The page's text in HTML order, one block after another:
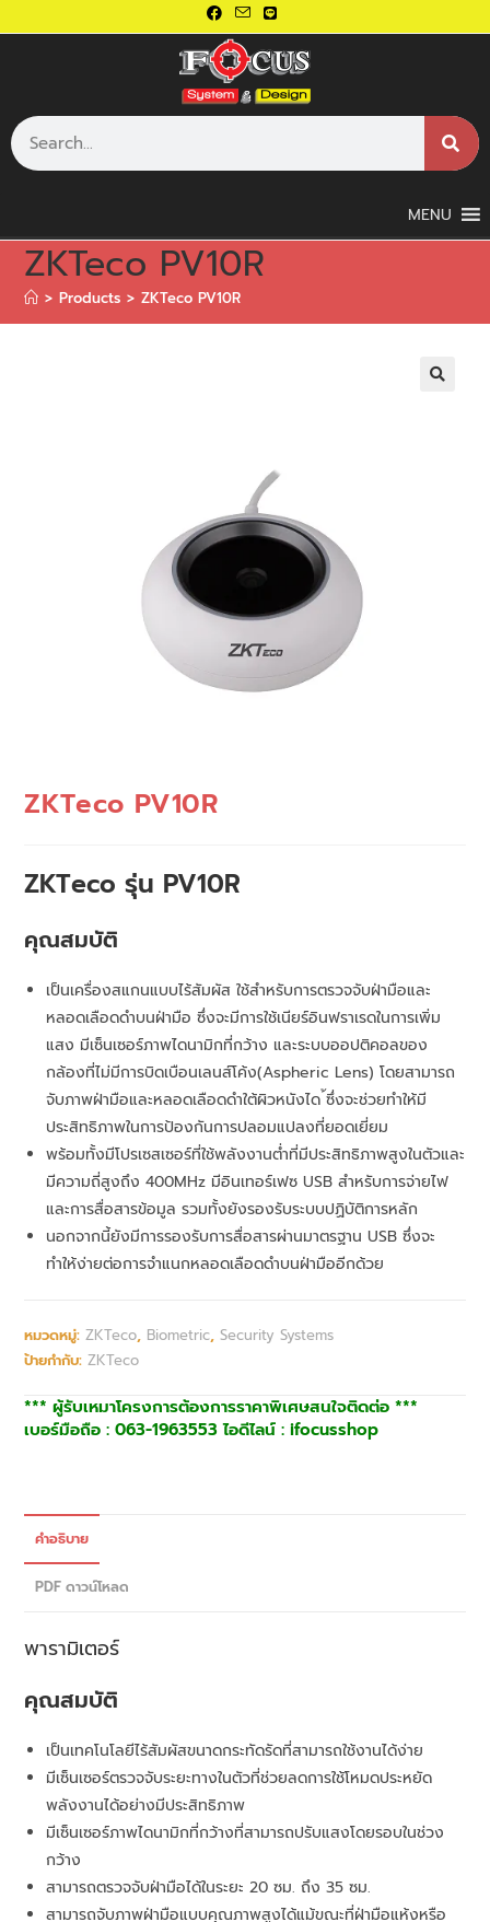
MENU
ZKTeco PV10R
> Products > ZKTeco PV10R
ZKTeco PV10R
ZKTeco รุ่น PV10R
คุณสมบัติ
เป็นเครื่องสแกนแบบไร้สัมผัส ใช้สำหรับการตรวจจับฝ่ามือและ
หลอดเลือดดำบนฝ่ามือ ซึ่งจะมีการใช้เนียร์อินฟราเรดในการเพิ่ม
แสง มีเซ็นเซอร์ภาพไดนามิกที่กว้าง และระบบออปติคอลของ
กล้องที่ไม่มีการบิดเบือนเลนส์โค้ง(Aspheric Lens) โดยสามารถ
จับภาพฝ่ามือและหลอดเลือดดำใต้ผิวหนังได ้ซึ่งจะช่วยทําให้มี
ประสิทธิภาพในการป้องกันการปลอมแปลงที่ยอดเยี่ยม
พร้อมทั้งมีโปรเซสเซอร์ที่ใช้พลังงานต่ำที่มีประสิทธิภาพสูงในตัวและ
มีความถี่สูงถึง 400MHz มีอินเทอร์เฟซ USB สำหรับการจ่ายไฟ
และการสื่อสารข้อมูล รวมทั้งยังรองรับระบบปฏิบัติการหลัก
นอกจากนี้ยังมีการรองรับการสื่อสารผ่านมาตรฐาน USB ซึ่งจะ
ทำให้ง่ายต่อการจําแนกหลอดเลือดดำบนฝ่ามืออีกด้วย
หมวดหมู่:ZKTeco, Biometric,Security Systems
ป้ายกำกับ:ZKTeco
*** ผู้รับเหมาโครงการต้องการราคาพิเศษสนใจติดต่อ ***
เบอร์มือถือ : 063-1963553 ไอดีไลน์ : ifocusshop
คำอธิบาย
PDF ดาวน์โหลด
พารามิเตอร์
คุณสมบัติ
เป็นเทคโนโลยีไร้สัมผัสขนาดกระทัดรัดที่สามารถใช้งานได้ง่าย
มีเซ็นเซอร์ตรวจจับระยะทางในตัวที่ช่วยลดการใช้โหมดประหยัด
พลังงานได้อย่างมีประสิทธิภาพ
มีเซ็นเซอร์ภาพไดนามิกที่กว้างที่สามารถปรับแสงโดยรอบในช่วง
กว้าง
สามารถตรวจจับฝ่ามือได้ในระยะ 20 ซม. ถึง 35 ซม.
สามารถจับภาพฝ่ามือแบบคุณภาพสูงได้แม้ขณะที่ฝ่ามือแห้งหรือ